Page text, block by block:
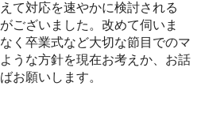
て対応を速やかに検討される
ございました。改めて伺いま
く卒業式など大切な節目でのマ
うな方針を現在お考えか、お話
お願いします。